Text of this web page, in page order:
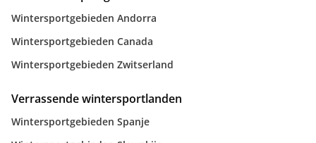
Wintersportgebieden Andorra
Wintersportgebieden Canada
Wintersportgebieden Zwitserland
Verrassende wintersportlanden
Wintersportgebieden Spanje